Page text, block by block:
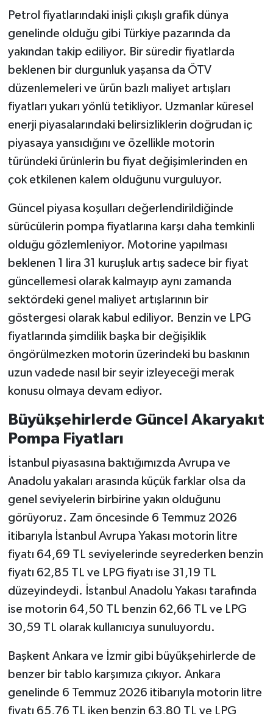
Petrol fiyatlarındaki inişli çıkışlı grafik dünya
genelinde olduğu gibi Türkiye pazarında da
yakından takip ediliyor. Bir süredir fiyatlarda
beklenen bir durgunluk yaşansa da ÖTV
düzenlemeleri ve ürün bazlı maliyet artışları
fiyatları yukarı yönlü tetikliyor. Uzmanlar küresel
enerji piyasalarındaki belirsizliklerin doğrudan iç
piyasaya yansıdığını ve özellikle motorin
türündeki ürünlerin bu fiyat değişimlerinden en
çok etkilenen kalem olduğunu vurguluyor.
Güncel piyasa koşulları değerlendirildiğinde
sürücülerin pompa fiyatlarına karşı daha temkinli
olduğu gözlemleniyor. Motorine yapılması
beklenen 1 lira 31 kuruşluk artış sadece bir fiyat
güncellemesi olarak kalmayıp aynı zamanda
sektördeki genel maliyet artışlarının bir
göstergesi olarak kabul ediliyor. Benzin ve LPG
fiyatlarında şimdilik başka bir değişiklik
öngörülmezken motorin üzerindeki bu baskının
uzun vadede nasıl bir seyir izleyeceği merak
konusu olmaya devam ediyor.
Büyükşehirlerde Güncel Akaryakıt
Pompa Fiyatları
İstanbul piyasasına baktığımızda Avrupa ve
Anadolu yakaları arasında küçük farklar olsa da
genel seviyelerin birbirine yakın olduğunu
görüyoruz. Zam öncesinde 6 Temmuz 2026
itibarıyla İstanbul Avrupa Yakası motorin litre
fiyatı 64,69 TL seviyelerinde seyrederken benzin
fiyatı 62,85 TL ve LPG fiyatı ise 31,19 TL
düzeyindeydi. İstanbul Anadolu Yakası tarafında
ise motorin 64,50 TL benzin 62,66 TL ve LPG
30,59 TL olarak kullanıcıya sunuluyordu.
Başkent Ankara ve İzmir gibi büyükşehirlerde de
benzer bir tablo karşımıza çıkıyor. Ankara
genelinde 6 Temmuz 2026 itibarıyla motorin litre
fiyatı 65,76 TL iken benzin 63,80 TL ve LPG